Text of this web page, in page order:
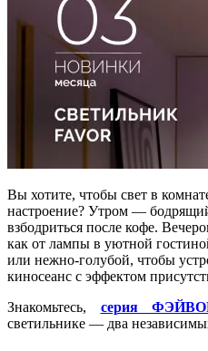
Вы хотите, чтобы свет в
настроение? Утром —
взбодриться после кофе.
как от лампы в уютной
или нежно-голубой, чтобы
киносеанс с эффектом
Знакомьтесь, серия
светильнике — два